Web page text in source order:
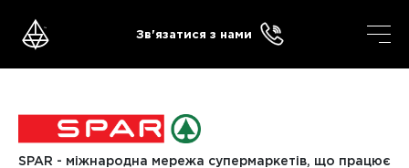
content
Зв'язатися з нами
SPAR - міжнародна мережа супермаркетів, що працює